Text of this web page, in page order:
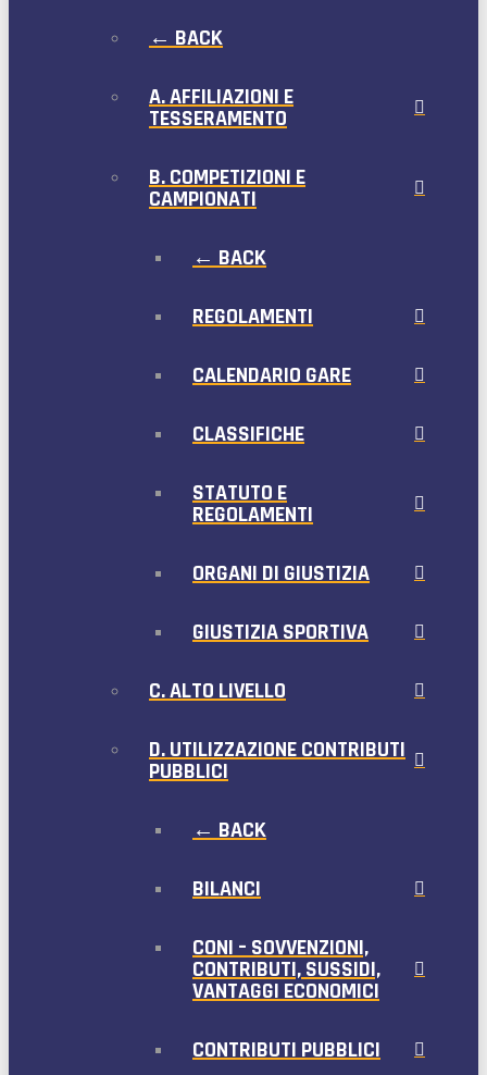
← BACK
A. AFFILIAZIONI E
TESSERAMENTO
B. COMPETIZIONI E
CAMPIONATI
← BACK
REGOLAMENTI
CALENDARIO GARE
CLASSIFICHE
STATUTO E
REGOLAMENTI
ORGANI DI GIUSTIZIA
GIUSTIZIA SPORTIVA
C. ALTO LIVELLO
D. UTILIZZAZIONE CONTRIBUTI
PUBBLICI
← BACK
BILANCI
CONI – SOVVENZIONI,
CONTRIBUTI, SUSSIDI,
VANTAGGI ECONOMICI
CONTRIBUTI PUBBLICI